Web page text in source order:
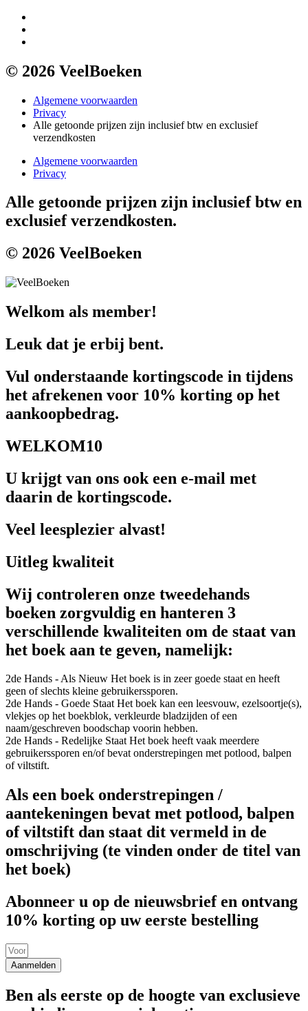
© 2026 VeelBoeken
Algemene voorwaarden
Privacy
Alle getoonde prijzen zijn inclusief btw en exclusief
verzendkosten
Algemene voorwaarden
Privacy
Alle getoonde prijzen zijn inclusief btw en
exclusief verzendkosten.
© 2026 VeelBoeken
Welkom als member!
Leuk dat je erbij bent.
Vul onderstaande kortingscode in tijdens
het afrekenen voor 10% korting op het
aankoopbedrag.
WELKOM10
U krijgt van ons ook een e-mail met
daarin de kortingscode.
Veel leesplezier alvast!
Uitleg kwaliteit
Wij controleren onze tweedehands
boeken zorgvuldig en hanteren 3
verschillende kwaliteiten om de staat van
het boek aan te geven, namelijk:
2de Hands - Als Nieuw Het boek is in zeer goede staat en heeft
geen of slechts kleine gebruikerssporen.
2de Hands - Goede Staat Het boek kan een leesvouw, ezelsoortje(s),
vlekjes op het boekblok, verkleurde bladzijden of een
naam/geschreven boodschap voorin hebben.
2de Hands - Redelijke Staat Het boek heeft vaak meerdere
gebruikerssporen en/of bevat onderstrepingen met potlood, balpen
of viltstift.
Als een boek onderstrepingen /
aantekeningen bevat met potlood, balpen
of viltstift dan staat dit vermeld in de
omschrijving (te vinden onder de titel van
het boek)
Abonneer u op de nieuwsbrief en ontvang
10% korting op uw eerste bestelling
Aanmelden
Ben als eerste op de hoogte van exclusieve